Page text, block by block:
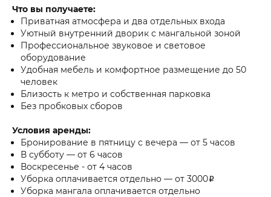
Что вы получаете:
Приватная атмосфера и два отдельных входа
Уютный внутренний дворик с мангальной зоной
Профессиональное звуковое и световое
оборудование
Удобная мебель и комфортное размещение до 50
человек
Близость к метро и собственная парковка
Без пробковых сборов
Условия аренды:
Бронирование в пятницу с вечера — от 5 часов
В субботу — от 6 часов
Воскресенье - от 4 часов
Уборка оплачивается отдельно — от 3000₽
Уборка мангала оплачивается отдельно